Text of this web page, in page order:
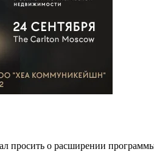
просить о расширении